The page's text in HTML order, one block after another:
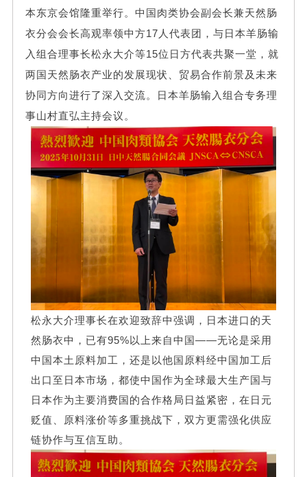
本东京会馆隆重举行。中国肉类协会副会长兼天然肠
衣分会会长高观率领中方17人代表团，与日本羊肠输
入组合理事长松永大介等15位日方代表共聚一堂，就
两国天然肠衣产业的发展现状、贸易合作前景及未来
协同方向进行了深入交流。日本羊肠输入组合专务理
事山村直弘主持会议。
松永大介理事长在欢迎致辞中强调，日本进口的天
然肠衣中，已有95%以上来自中国——无论是采用
中国本土原料加工，还是以他国原料经中国加工后
出口至日本市场，都使中国作为全球最大生产国与
日本作为主要消费国的合作格局日益紧密，在日元
贬值、原料涨价等多重挑战下，双方更需强化供应
链协作与互信互助。